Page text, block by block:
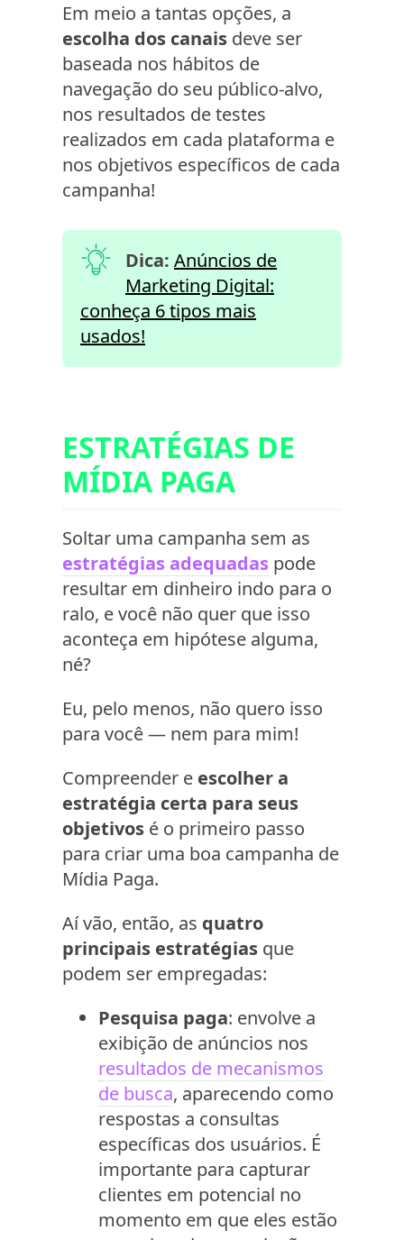
Em meio a tantas opções, a
escolha dos canais deve ser
baseada nos hábitos de
navegação do seu público-alvo,
nos resultados de testes
realizados em cada plataforma e
nos objetivos específicos de cada
campanha!
Dica: Anúncios de
Marketing Digital:
conheça 6 tipos mais
usados!
ESTRATÉGIAS DE
MÍDIA PAGA
Soltar uma campanha sem as
estratégias adequadas pode
resultar em dinheiro indo para o
ralo, e você não quer que isso
aconteça em hipótese alguma,
né?
Eu, pelo menos, não quero isso
para você — nem para mim!
Compreender e escolher a
estratégia certa para seus
objetivos é o primeiro passo
para criar uma boa campanha de
Mídia Paga.
Aí vão, então, as quatro
principais estratégias que
podem ser empregadas:
Pesquisa paga: envolve a
exibição de anúncios nos
resultados de mecanismos
de busca, aparecendo como
respostas a consultas
específicas dos usuários. É
importante para capturar
clientes em potencial no
momento em que eles estão